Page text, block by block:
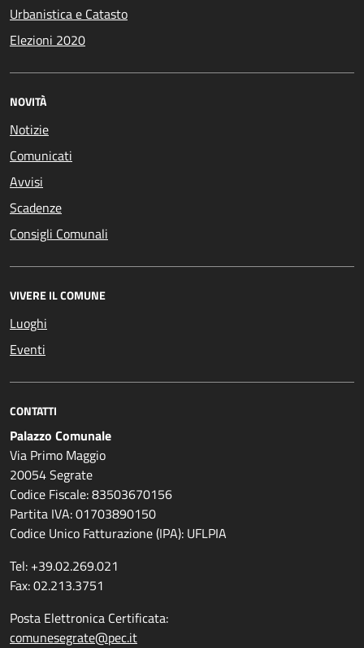
Urbanistica e Catasto
Elezioni 2020
NOVITÀ
Notizie
Comunicati
Avvisi
Scadenze
Consigli Comunali
VIVERE IL COMUNE
Luoghi
Eventi
CONTATTI
Palazzo Comunale
Via Primo Maggio
20054 Segrate
Codice Fiscale: 83503670156
Partita IVA: 01703890150
Codice Unico Fatturazione (IPA): UFLPIA
Tel: +39.02.269.021
Fax: 02.213.3751
Posta Elettronica Certificata:
comunesegrate@pec.it